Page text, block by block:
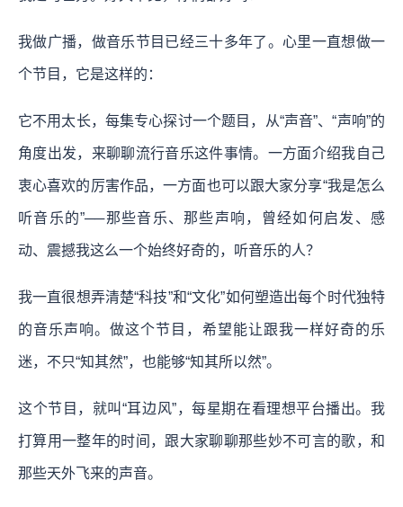
我做广播，做音乐节目已经三十多年了。心里一直想做一
个节目，它是这样的：
它不用太长，每集专心探讨一个题目，从“声音”、“声响”的
角度出发，来聊聊流行音乐这件事情。一方面介绍我自己
衷心喜欢的厉害作品，一方面也可以跟大家分享“我是怎么
听音乐的”──那些音乐、那些声响，曾经如何启发、感
动、震撼我这么一个始终好奇的，听音乐的人？
我一直很想弄清楚“科技”和“文化”如何塑造出每个时代独特
的音乐声响。做这个节目，希望能让跟我一样好奇的乐
迷，不只“知其然”，也能够“知其所以然”。
这个节目，就叫“耳边风”，每星期在看理想平台播出。我
打算用一整年的时间，跟大家聊聊那些妙不可言的歌，和
那些天外飞来的声音。